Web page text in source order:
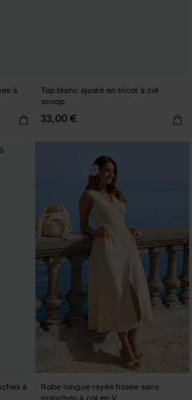
à
Top blanc ajusté en tricot à col
scoop
33,00 €
à
Robe longue rayée tissée sans